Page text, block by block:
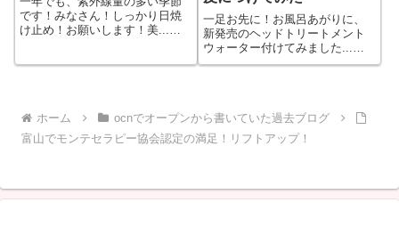
です！みなさん！しっかり日焼
け止め！お願いします！美...続
一足お先に！お風呂あがりに、
新発売のヘッドトリートメント
ウォーター付けてみました...続
きをもっと見る
ホーム
ocnでオープンから書いていた過去ブログ
富山でモンテセラピー協会認定の満足！リフトアップ！